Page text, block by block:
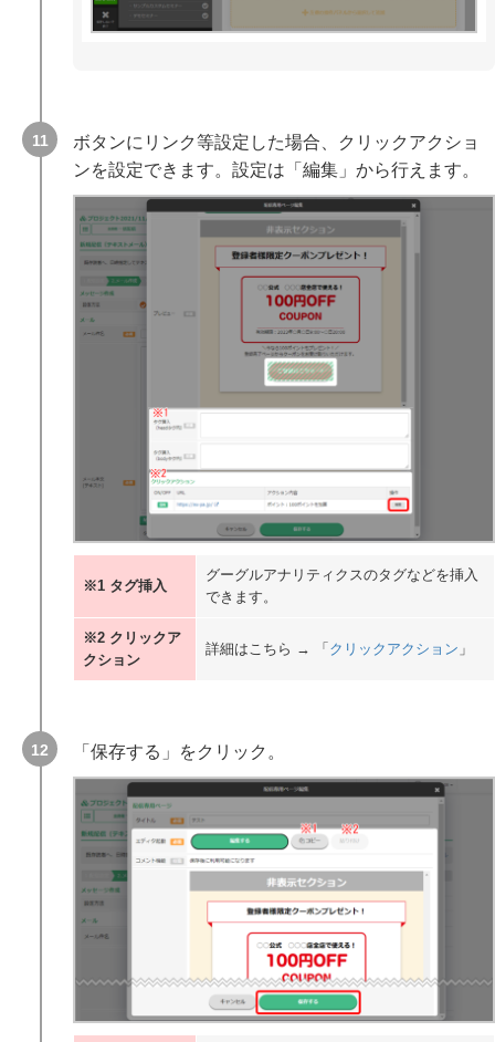
ボタンにリンク等設定した場合、クリックアクショ
ンを設定できます。設定は「編集」から行えます。
※1 タグ挿入
グーグルアナリティクスのタグなどを挿入
できます。
※2 クリックア
クション
詳細はこちら → 「クリックアクション 」
「保存する」をクリック。